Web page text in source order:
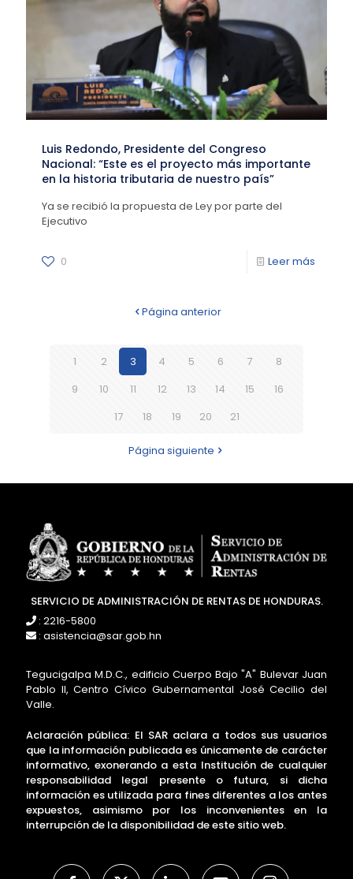
Luis Redondo, Presidente del Congreso
Nacional: “Este es el proyecto más importante
en la historia tributaria de nuestro país”
Ya se recibió la propuesta de Ley por parte del
Ejecutivo
0 Leer más
Página anterior
1 2 3 4 5 6 7
8
9
10 11 12 13 14 15
16
17
18 19 20 21
Página siguiente
SERVICIO DE ADMINISTRACIÓN DE RENTAS DE HONDURAS.
: 2216-5800
: asistencia@sar.gob.hn
Tegucigalpa M.D.C., edificio Cuerpo Bajo "A" Bulevar Juan
Pablo II, Centro Cívico Gubernamental José Cecilio del
Valle.
Aclaración pública: El SAR aclara a todos sus usuarios
que la información publicada es únicamente de carácter
informativo, exonerando a esta Institución de cualquier
responsabilidad legal presente o futura, si dicha
información es utilizada para fines diferentes a los antes
expuestos, asimismo por los inconvenientes en la
interrupción de la disponibilidad de este sitio web.